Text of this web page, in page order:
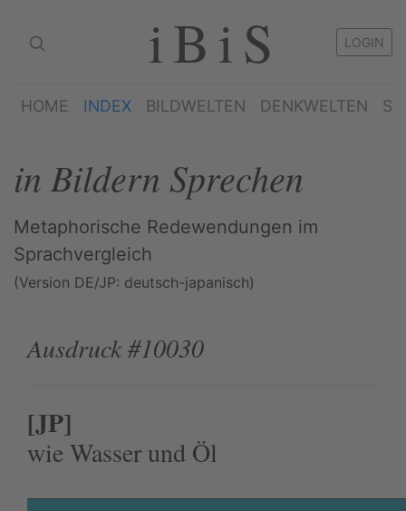
iBiS LOGIN
HOME INDEX BILDWELTEN DENKWELTEN
in Bildern Sprechen
Metaphorische Redewendungen im
Sprachvergleich
(Version DE/JP: deutsch-japanisch)
Ausdruck #10030
[JP]
wie Wasser und Öl